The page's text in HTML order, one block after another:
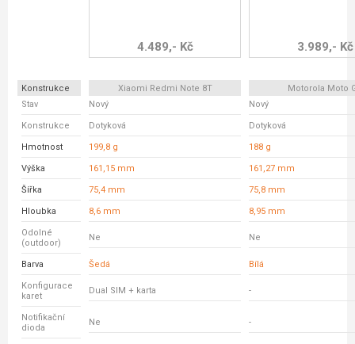
4.489,- Kč 3.989,- Kč
Konstrukce Xiaomi Redmi Note 8T
Motorola Moto
Stav
Nový Nový
Konstrukce Dotyková Dotyková
Hmotnost 199,8 g 188 g
Výška 161,15 mm 161,27 mm
Šířka 75,4 mm 75,8 mm
Hloubka 8,6 mm 8,95 mm
Odolné
(outdoor)
Ne Ne
Barva Šedá Bílá
Konfigurace
karet
Dual SIM + karta -
Notifikační
dioda
Ne -